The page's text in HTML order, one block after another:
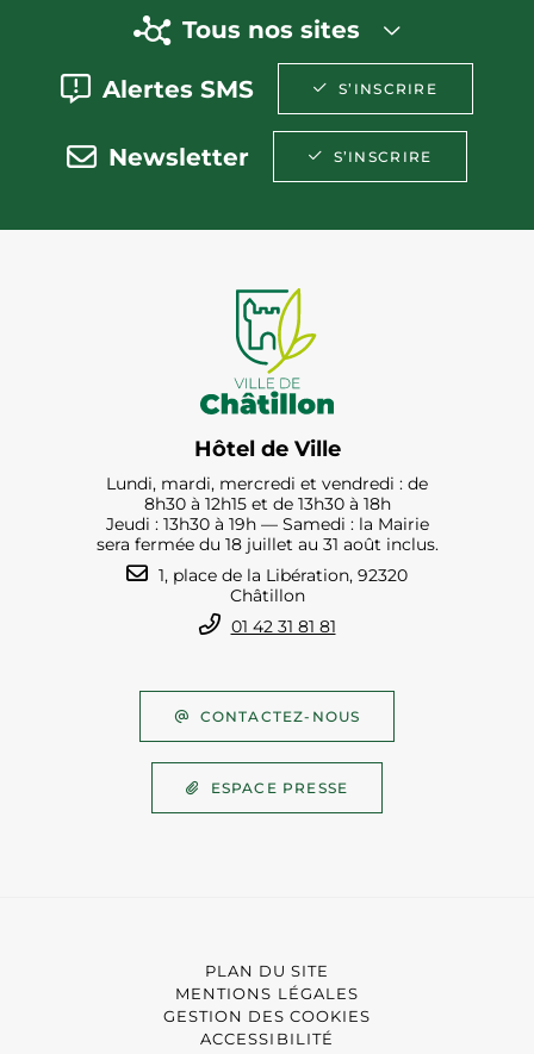
Tous nos sites
Alertes SMS S’INSCRIRE
Newsletter S’INSCRIRE
Hôtel de Ville
Lundi, mardi, mercredi et vendredi : de
8h30 à 12h15 et de 13h30 à 18h
Jeudi : 13h30 à 19h — Samedi : la Mairie
sera fermée du 18 juillet au 31 août inclus.
1, place de la Libération, 92320
Châtillon
01 42 31 81 81
CONTACTEZ-NOUS
ESPACE PRESSE
PLAN DU SITE
MENTIONS LÉGALES
GESTION DES COOKIES
ACCESSIBILITÉ